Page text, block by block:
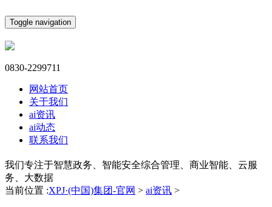
Toggle navigation
0830-2299711
网站首页
关于我们
ai资讯
ai动态
联系我们
我们专注于智慧政务、智能安全综合管理、商业智能、云服
务、大数据
当前位置 :XPJ·(中国)集团-官网 > ai资讯 >